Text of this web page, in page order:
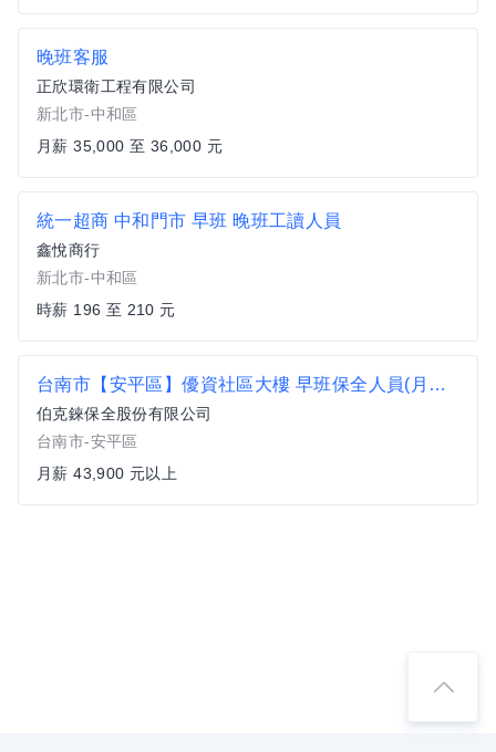
晚班客服
正欣環衛工程有限公司
新北市-中和區
月薪 35,000 至 36,000 元
統一超商 中和門市 早班 晚班工讀人員
鑫悅商行
新北市-中和區
時薪 196 至 210 元
台南市【安平區】優資社區大樓 早班保全人員(月休7-8天)
伯克錸保全股份有限公司
台南市-安平區
月薪 43,900 元以上